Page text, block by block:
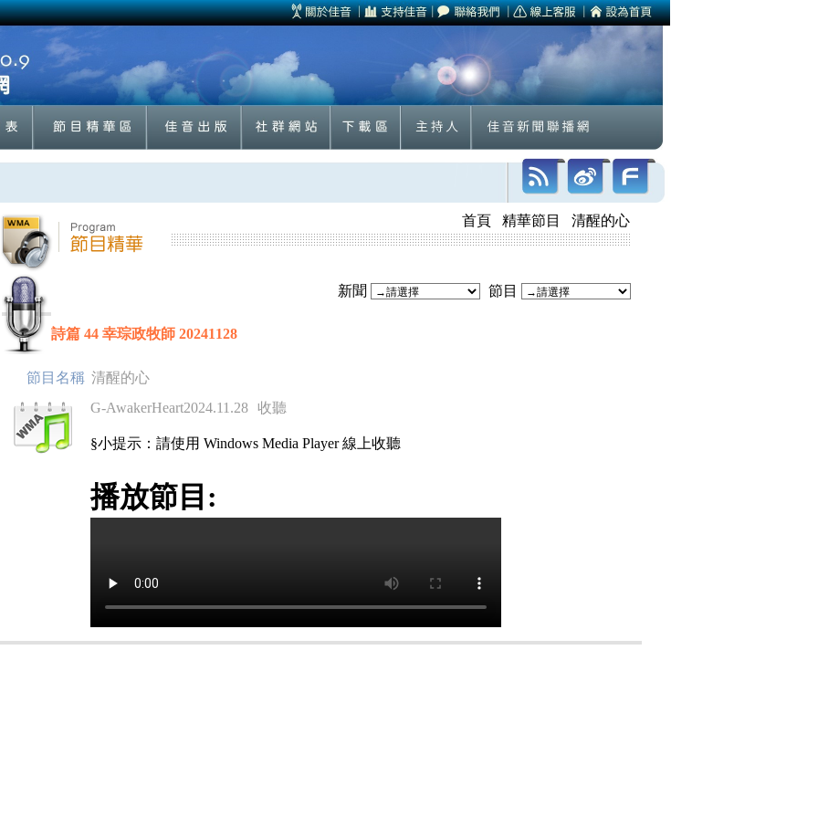
首頁 精華節目 清醒的心
新聞 節目
詩篇 44 幸琮政牧師 20241128
節目名稱 清醒的心
G-AwakerHeart2024.11.28
收聽
§小提示：請使用 Windows Media Player 線上收聽
播放節目: